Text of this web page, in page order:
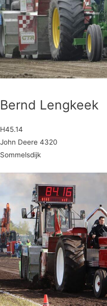
Bernd Lengkeek
H45.14
John Deere 4320
Sommelsdijk